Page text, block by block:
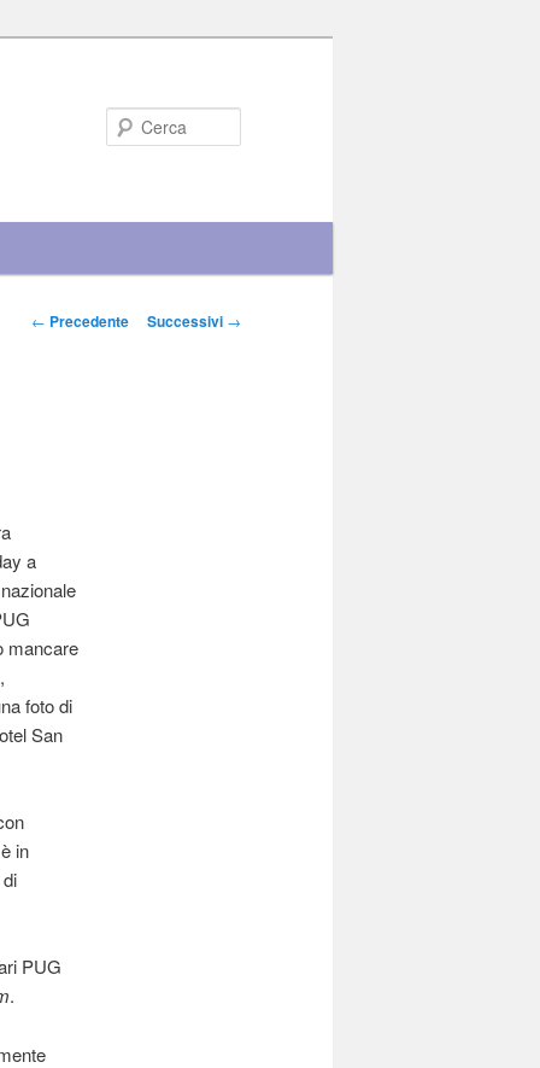
Navigazione articolo
← Precedente Successivi →
a
mancare
foto di
San
in
PUG
.